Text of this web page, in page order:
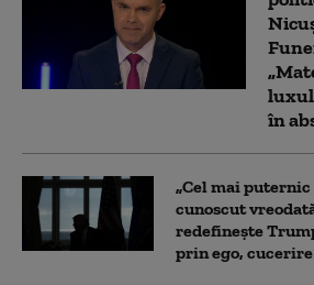
luxul
în
„Cel mai puternic
cunoscut
redefinește
prin ego,